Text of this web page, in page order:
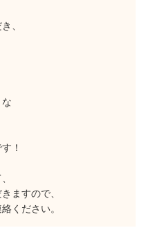
、
！
ますので、
ください。